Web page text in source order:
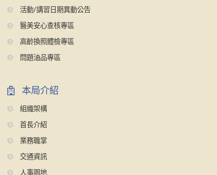
活動/講習日期異動公告
醫美安心查核專區
高齡換照體檢專區
問題油品專區
本局介紹
組織架構
首長介紹
業務職掌
交通資訊
人事園地